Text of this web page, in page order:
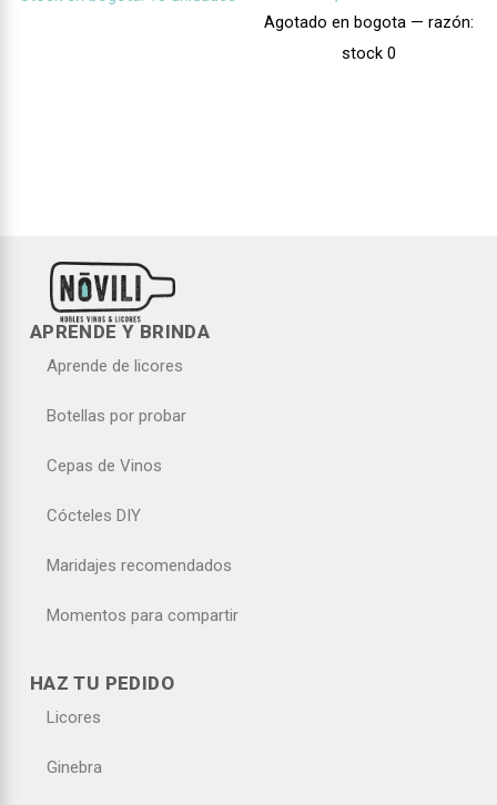
Agotado en bogota — razón:
stock 0
APRENDE Y BRINDA
Aprende de licores
Botellas por probar
Cepas de Vinos
Cócteles DIY
Maridajes recomendados
Momentos para compartir
HAZ TU PEDIDO
Licores
Ginebra